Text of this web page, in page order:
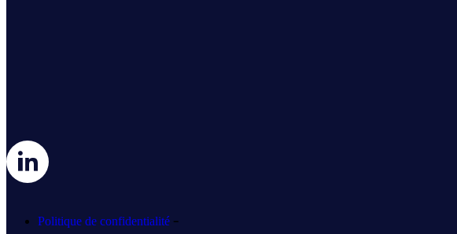
Politique de confidentialité -